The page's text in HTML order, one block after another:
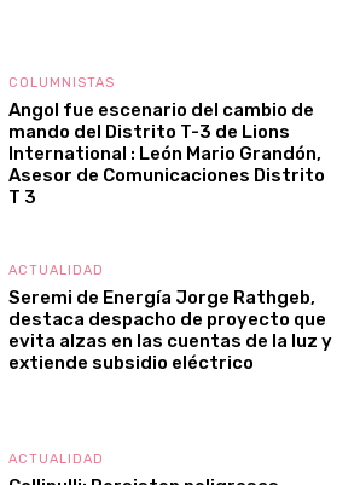
COLUMNISTAS
Angol fue escenario del cambio de
mando del Distrito T-3 de Lions
International : León Mario Grandón,
Asesor de Comunicaciones Distrito
T 3
ACTUALIDAD
Seremi de Energía Jorge Rathgeb,
destaca despacho de proyecto que
evita alzas en las cuentas de la luz y
extiende subsidio eléctrico
ACTUALIDAD